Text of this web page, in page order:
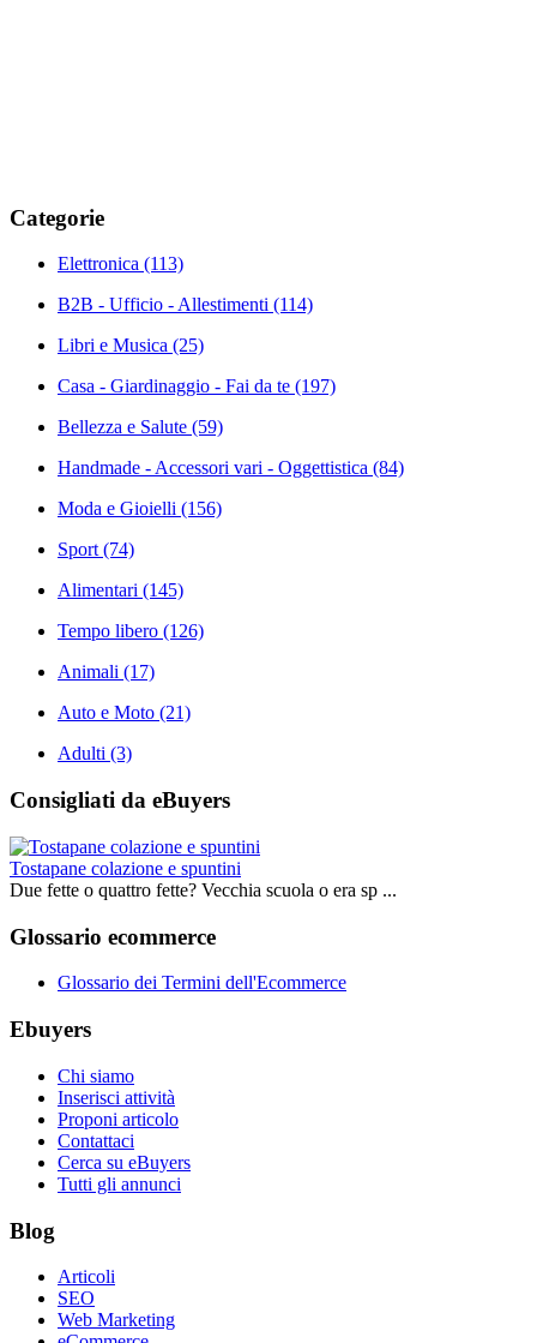
Categorie
Elettronica (113)
B2B - Ufficio - Allestimenti (114)
Libri e Musica (25)
Casa - Giardinaggio - Fai da te (197)
Bellezza e Salute (59)
Handmade - Accessori vari - Oggettistica (84)
Moda e Gioielli (156)
Sport(74)
Alimentari (145)
Tempo libero (126)
Animali (17)
Auto e Moto (21)
Adulti (3)
Consigliati da eBuyers
Tostapane colazione e spuntini
Due fette o quattro fette? Vecchia scuola o era sp ...
Glossario ecommerce
Glossario dei Termini dell'Ecommerce
Ebuyers
Chi siamo
Inserisci attività
Proponi articolo
Contattaci
Cerca su eBuyers
Tutti gli annunci
Blog
Articoli
SEO
Web Marketing